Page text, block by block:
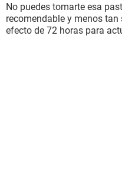
No puedes tomarte esa
recomendable y menos
efecto de 72 horas para